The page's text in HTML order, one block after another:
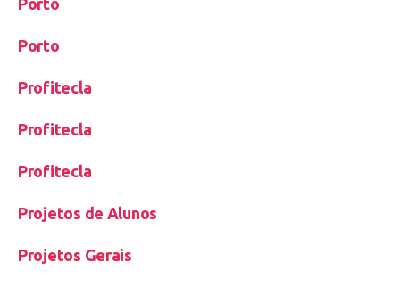
Porto
Porto
Profitecla
Profitecla
Profitecla
Projetos de Alunos
Projetos Gerais